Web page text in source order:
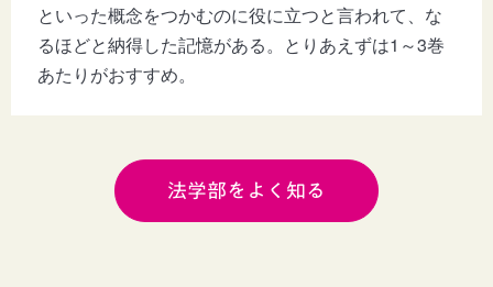
といった概念をつかむのに役に立つと言われて、な
るほどと納得した記憶がある。とりあえずは1～3巻
あたりがおすすめ。
法学部をよく知る